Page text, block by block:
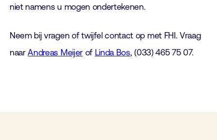
niet namens u mogen ondertekenen.
Neem bij vragen of twijfel contact op met FHI. Vraag
naarAndreas Meijerof Linda Bos, (033) 465 75 07.